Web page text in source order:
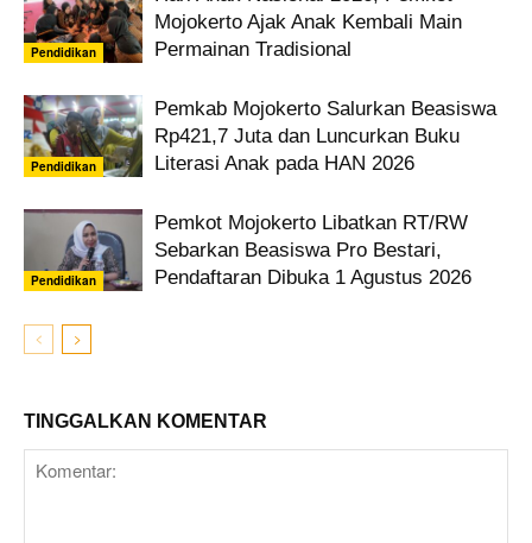
Pendidikan
Mojokerto Ajak Anak Kembali Main
Permainan Tradisional
Pendidikan
Pemkab Mojokerto Salurkan Beasiswa
Rp421,7 Juta dan Luncurkan Buku
Literasi Anak pada HAN 2026
Pendidikan
Pemkot Mojokerto Libatkan RT/RW
Sebarkan Beasiswa Pro Bestari,
Pendaftaran Dibuka 1 Agustus 2026
TINGGALKAN KOMENTAR